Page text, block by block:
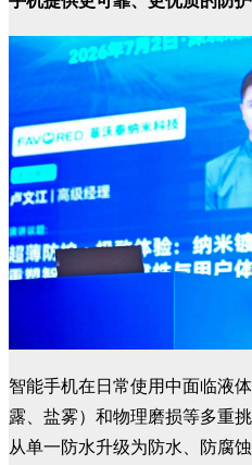
智能手机在日常使用中面临液
露、盐雾）和物理磨损等多重
从单一防水升级为防水、防腐